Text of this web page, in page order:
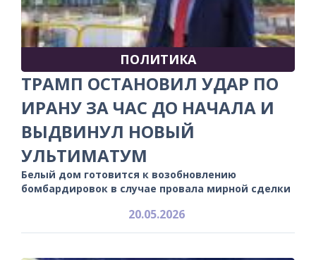
ПОЛИТИКА
ТРАМП ОСТАНОВИЛ УДАР ПО
ИРАНУ ЗА ЧАС ДО НАЧАЛА И
ВЫДВИНУЛ НОВЫЙ
УЛЬТИМАТУМ
Белый дом готовится к возобновлению
бомбардировок в случае провала мирной сделки
20.05.2026